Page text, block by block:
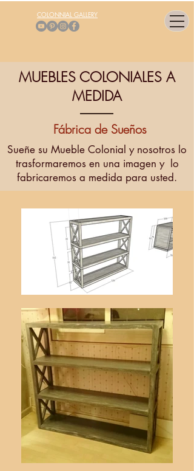
COLONNIAL GALLERY
MUEBLES COLONIALES A
MEDIDA
Fábrica de Sueños
Sueñe su Mueble Colonial y nosotros lo
trasformaremos en una imagen y lo
fabricaremos a medida para usted.